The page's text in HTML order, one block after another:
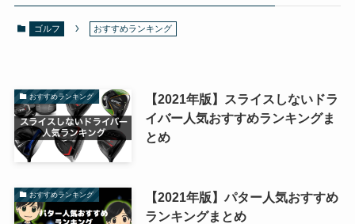
ゴルフ おすすめランキング
おすすめランキング
【2021年版】スライスしないドラ
イバー人気おすすめランキングま
とめ
おすすめランキング
【2021年版】パター人気おすすめ
ランキングまとめ